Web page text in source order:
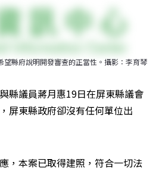
望縣府說明開發審查的正當性。攝影：李育琴
縣議員蔣月惠19日在屏東縣議會
屏東縣政府卻沒有任何單位出
，本案已取得建照，符合一切法